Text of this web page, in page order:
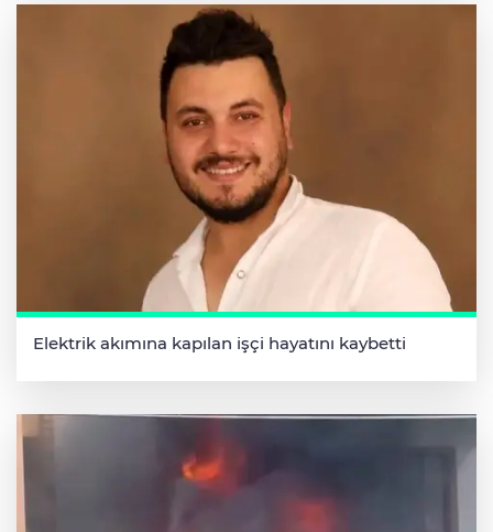
Elektrik akımına kapılan işçi hayatını kaybetti